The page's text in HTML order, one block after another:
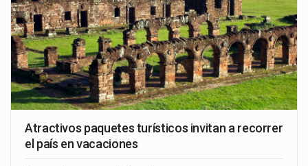
Atractivos paquetes turísticos invitan a recorrer
el país en vacaciones